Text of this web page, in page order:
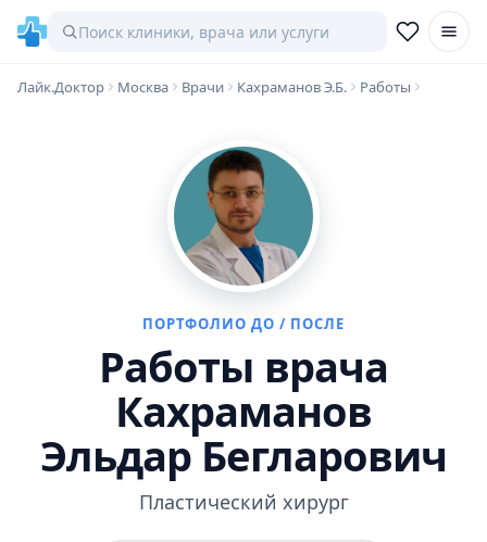
Лайк.Доктор Москва Врачи Кахраманов Э.Б. Работы
ПОРТФОЛИО ДО / ПОСЛЕ
Работы врача
Кахраманов
Эльдар Бегларович
Пластический хирург